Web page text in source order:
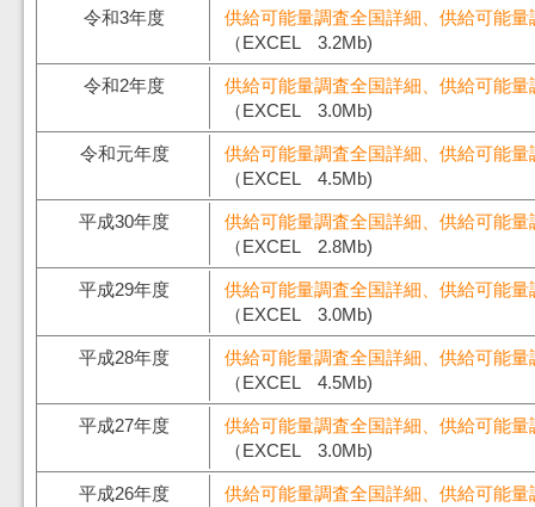
令和3年度
供給可能量調査全国詳細、供給可能
（EXCEL 3.2Mb)
令和2年度
供給可能量調査全国詳細、供給可能
（EXCEL 3.0Mb)
令和元年度
供給可能量調査全国詳細、供給可能
（EXCEL 4.5Mb)
平成30年度
供給可能量調査全国詳細、供給可能
（EXCEL 2.8Mb)
平成29年度
供給可能量調査全国詳細、供給可能
（EXCEL 3.0Mb)
平成28年度
供給可能量調査全国詳細、供給可能
（EXCEL 4.5Mb)
平成27年度
供給可能量調査全国詳細、供給可能
（EXCEL 3.0Mb)
平成26年度
供給可能量調査全国詳細、供給可能